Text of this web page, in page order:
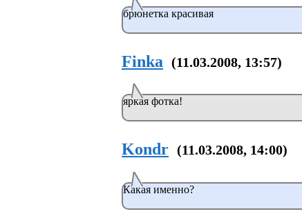
брюнетка красивая
Finka (11.03.2008, 13:57)
яркая фотка!
Kondr (11.03.2008, 14:00)
Какая именно?